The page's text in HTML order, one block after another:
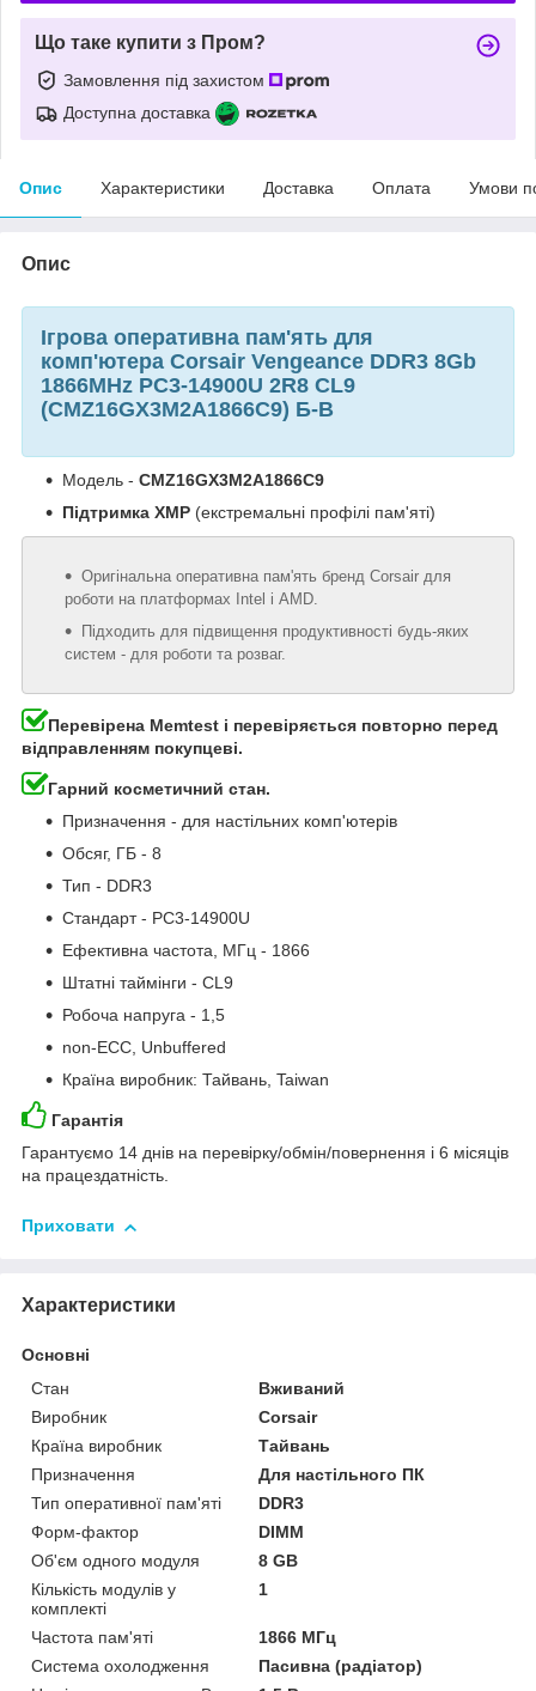
Що таке купити з Пром?
Замовлення під захистом
Доступна доставка
Опис Характеристики Доставка Оплата Умови
Опис
Ігрова оперативна пам'ять для
комп'ютера Corsair Vengeance DDR3 8Gb
1866MHz PC3-14900U 2R8 CL9
(CMZ16GX3M2A1866C9) Б-В
Модель - CMZ16GX3M2A1866C9
Підтримка XMP (екстремальні профілі пам'яті)
Оригінальна оперативна пам'ять бренд Corsair для
роботи на платформах Intel і AMD.
Підходить для підвищення продуктивності будь-яких
систем - для роботи та розваг.
Перевірена Memtest і перевіряється повторно перед
відправленням покупцеві.
Гарний косметичний стан.
Призначення - для настільних комп'ютерів
Обсяг, ГБ - 8
Тип - DDR3
Стандарт - PC3-14900U
Ефективна частота, МГц - 1866
Штатні таймінги - CL9
Робоча напруга - 1,5
non-ECC, Unbuffered
Країна виробник: Тайвань, Taiwan
Гарантія
Гарантуємо 14 днів на перевірку/обмін/повернення і 6 місяців
на працездатність.
Приховати
Характеристики
Основні
Стан
Вживаний
Виробник
Corsair
Країна виробник
Тайвань
Призначення
Для настільного ПК
Тип оперативної пам'яті
DDR3
Форм-фактор
DIMM
Об'єм одного модуля
8 GB
Кількість модулів у
комплекті
1
Частота пам'яті
1866 МГц
Система охолодження
Пасивна (радіатор)